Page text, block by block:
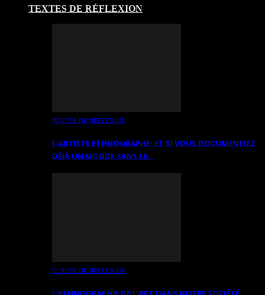
TEXTES DE RÉFLEXION
TEXTES DE RÉFLEXION
L’ARTISTE ETHNOGRAPHE: ET SI VOUS DOCUMENTIEZ
DÉJÀ UN MONDE SANS LE…
TEXTES DE RÉFLEXION